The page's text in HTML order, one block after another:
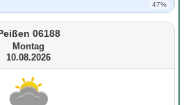
47%
06188
Montag
10.08.2026